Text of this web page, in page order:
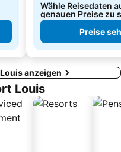
Wähle Reisedaten
genauen Preise zu
Preise
anzeigen
Louis